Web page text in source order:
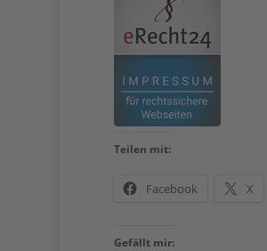
Teilen mit:
Facebook X
Gefällt mir: